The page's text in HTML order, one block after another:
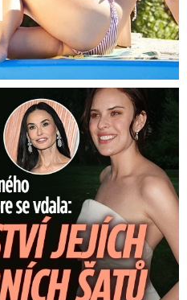
se vdala: Tajemství šatů